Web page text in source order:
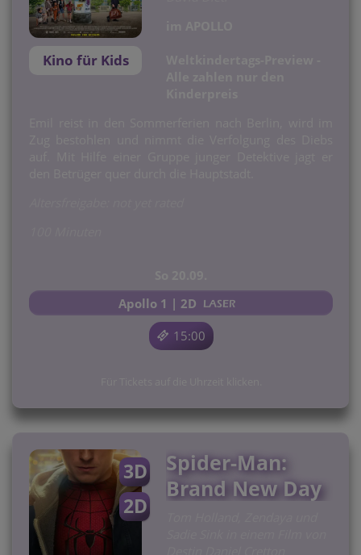
Kino für Kids
15:00
Apollo 1 | 2D
3D
2D
Spider-Man:
Brand New Day